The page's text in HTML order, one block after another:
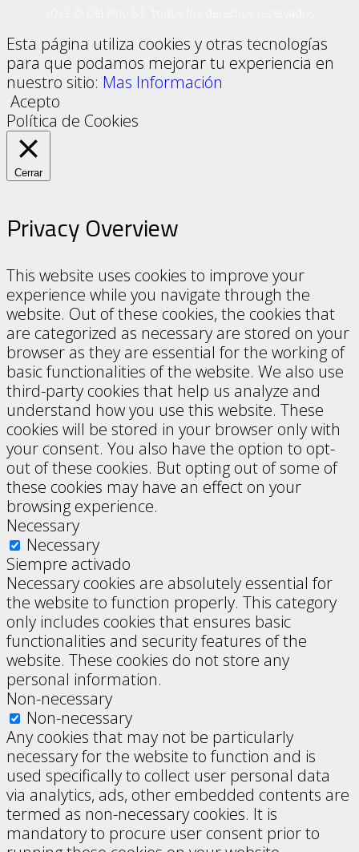
Esta página utiliza cookies y otras tecnologías
para que podamos mejorar tu experiencia en
nuestro sitio: Mas Información
Acepto
Política de Cookies
Cerrar
Privacy Overview
This website uses cookies to improve your
experience while you navigate through the
website. Out of these cookies, the cookies that
are categorized as necessary are stored on your
browser as they are essential for the working of
basic functionalities of the website. We also use
third-party cookies that help us analyze and
understand how you use this website. These
cookies will be stored in your browser only with
your consent. You also have the option to opt-
out of these cookies. But opting out of some of
these cookies may have an effect on your
browsing experience.
Necessary
Necessary
Siempre activado
Necessary cookies are absolutely essential for
the website to function properly. This category
only includes cookies that ensures basic
functionalities and security features of the
website. These cookies do not store any
personal information.
Non-necessary
Non-necessary
Any cookies that may not be particularly
necessary for the website to function and is
used specifically to collect user personal data
via analytics, ads, other embedded contents are
termed as non-necessary cookies. It is
mandatory to procure user consent prior to